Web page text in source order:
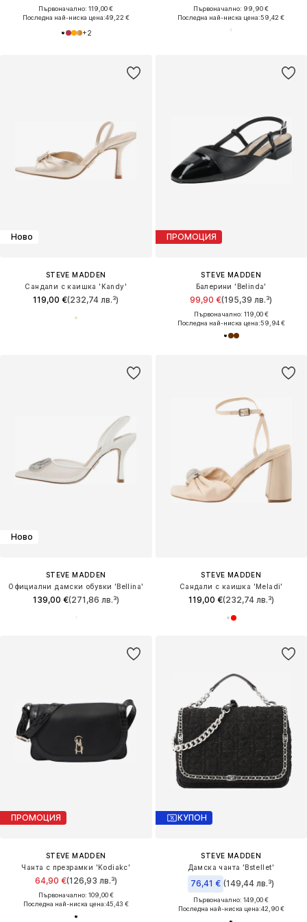
Първоначално: 119,00 €
Последна най-ниска цена:49,22 €
+2
Първоначално: 99,90 €
Последна най-ниска цена:59,42 €
Ново
STEVE MADDEN
Сандали с каишка 'Kandy'
119,00 €(232,74 лв.³)
ПРОМОЦИЯ
STEVE MADDEN
Балерини 'Belinda'
99,90 €(195,39 лв.³)
Първоначално: 119,00 €
Последна най-ниска цена:59,94 €
Ново
STEVE MADDEN
Официални дамски обувки 'Bellina'
139,00 €(271,86 лв.³)
STEVE MADDEN
Сандали с каишка 'Meladi'
119,00 €(232,74 лв.³)
ПРОМОЦИЯ
STEVE MADDEN
Чанта с презрамки 'Kodiakc'
64,90 €(126,93 лв.³)
Първоначално: 109,00 €
Последна най-ниска цена:45,43 €
КУПОН
STEVE MADDEN
Дамска чанта 'Bstellet'
76,41 € (149,44 лв.³)
Първоначално: 149,00 €
Последна най-ниска цена:42,90 €